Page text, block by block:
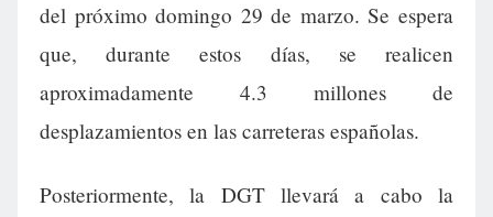
del próximo domingo 29 de marzo. Se espera
que, durante estos días, se realicen
aproximadamente 4.3 millones de
desplazamientos en las carreteras españolas.
Posteriormente, la DGT llevará a cabo la